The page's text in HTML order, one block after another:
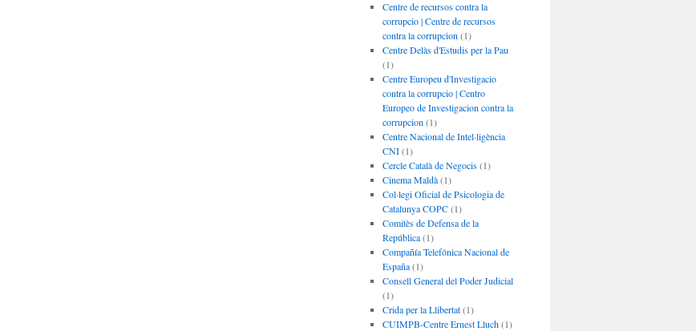
Centre de recursos contra la
corrupcio | Centre de recursos
contra la corrupcion (1)
Centre Delàs d'Estudis per la Pau
(1)
Centre Europeu d'Investigacio
contra la corrupcio | Centro
Europeo de Investigacion contra la
corrupcion (1)
Centre Nacional de Intel·ligència
CNI(1)
Cercle Català de Negocis(1)
Cinema Maldà(1)
Col·legi Oficial de Psicologia de
Catalunya COPC(1)
Comitès de Defensa de la
República(1)
Compañía Telefónica Nacional de
España(1)
Consell General del Poder Judicial
(1)
Crida per la Llibertat(1)
CUIMPB-Centre Ernest Lluch(1)